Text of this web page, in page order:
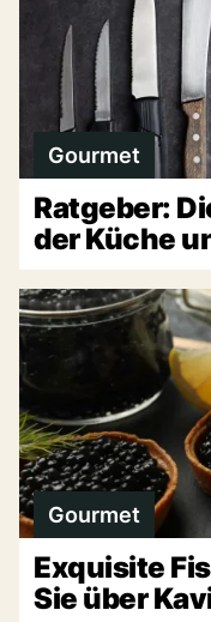
Gourmet
Ratgeber:
der Küche
Gourmet
Exquisite
Sie über